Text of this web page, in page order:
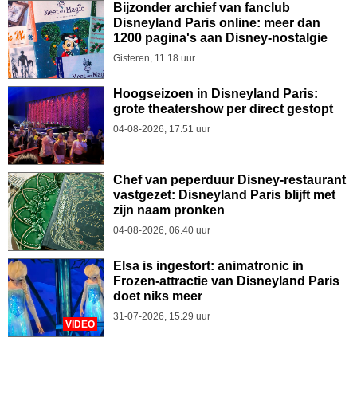
Bijzonder archief van fanclub
Disneyland Paris online: meer dan
1200 pagina's aan Disney-nostalgie
Gisteren, 11.18 uur
Hoogseizoen in Disneyland Paris:
grote theatershow per direct gestopt
04-08-2026, 17.51 uur
Chef van peperduur Disney-restaurant
vastgezet: Disneyland Paris blijft met
zijn naam pronken
04-08-2026, 06.40 uur
VIDEO
Elsa is ingestort: animatronic in
Frozen-attractie van Disneyland Paris
doet niks meer
31-07-2026, 15.29 uur